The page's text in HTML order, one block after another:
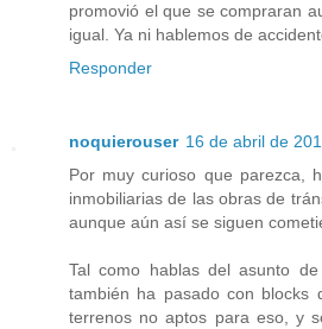
promovió el que se compraran
igual. Ya ni hablemos de
Responder
noquierouser 16 de abril de
Por muy curioso que parezca,
inmobiliarias de las obras de
aunque aún así se siguen
Tal como hablas del asunto
también ha pasado con blocks
terrenos no aptos para eso, y